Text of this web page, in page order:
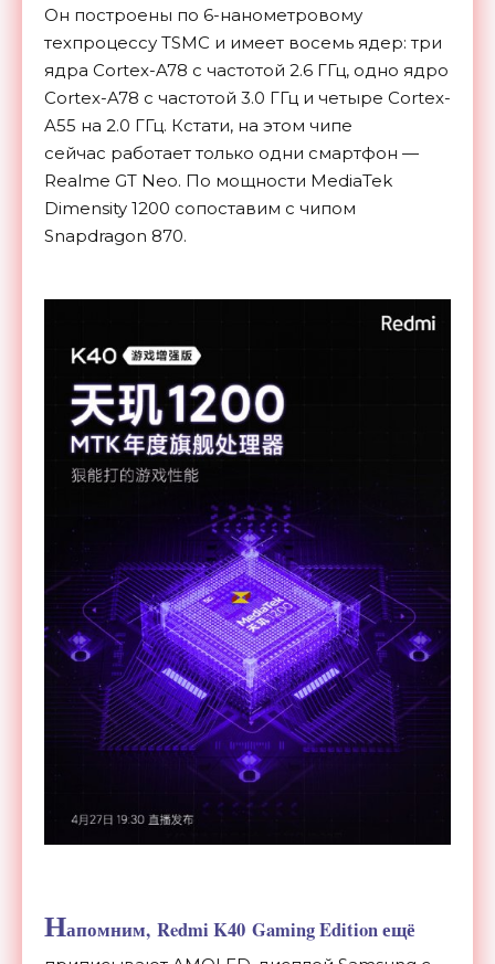
Он построены по 6-нанометровому
техпроцессу TSMC и имеет восемь ядер: три
ядра Cortex-A78 с частотой 2.6 ГГц, одно ядро
Cortex-A78 с частотой 3.0 ГГц и четыре Cortex-
A55 на 2.0 ГГц. Кстати, на этом чипе
сейчас работает только одни смартфон —
Realme GT Neo. По мощности MediaTek
Dimensity 1200 сопоставим с чипом
Snapdragon 870.
Напомним, Redmi K40 Gaming Edition ещё